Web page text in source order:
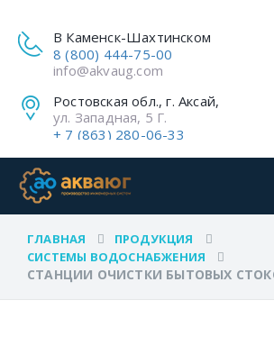
В Каменск-Шахтинском
8 (800) 444-75-00
info@akvaug.com
Ростовская обл., г. Аксай,
ул. Западная, 5 Г.
+ 7 (863) 280-06-33
ГЛАВНАЯ
ПРОДУКЦИЯ
СИСТЕМЫ ВОДОСНАБЖЕНИЯ
СТАНЦИИ ОЧИСТКИ БЫТОВЫХ